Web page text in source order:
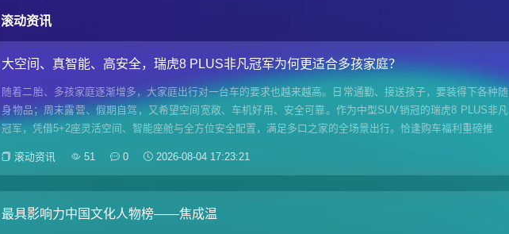
滚动资讯
大空间、真智能、高安全，瑞虎8 PLUS非凡冠军为何更适合多孩家庭？
随着二胎、多孩家庭逐渐增多，大家庭出行对一台车的要求也越来越高。日常通勤、接送孩子，要装得下各种随
身物品；周末露营、假期自驾，又希望空间宽敞、车机好用、安全可靠。作为中型SUV销冠的瑞虎8 PLUS非凡
冠军，凭借5+2座灵活空间、智能座舱与全方位安全配置，满足多口之家的全场景出行。恰逢购车福利重磅推
滚动资讯 51 0 2026-08-04 17:23:21
最具影响力中国文化人物榜——焦成温